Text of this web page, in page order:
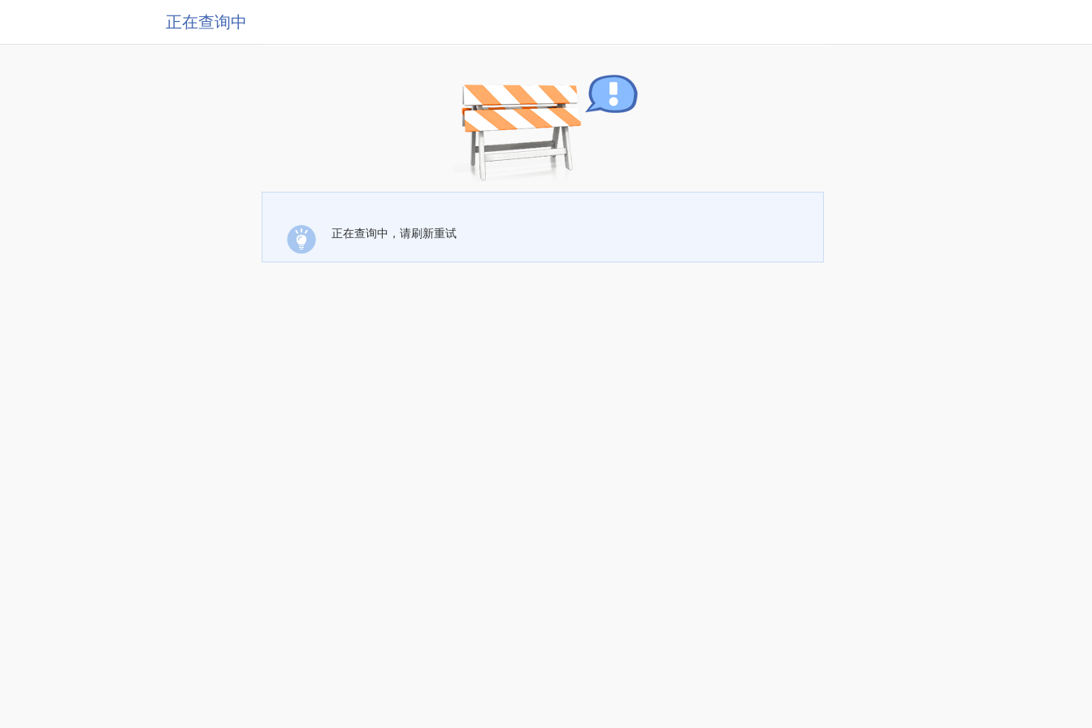
正在查询中
正在查询中，请刷新重试